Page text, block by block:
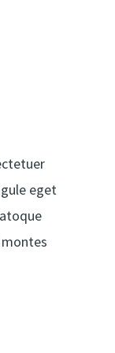
eget